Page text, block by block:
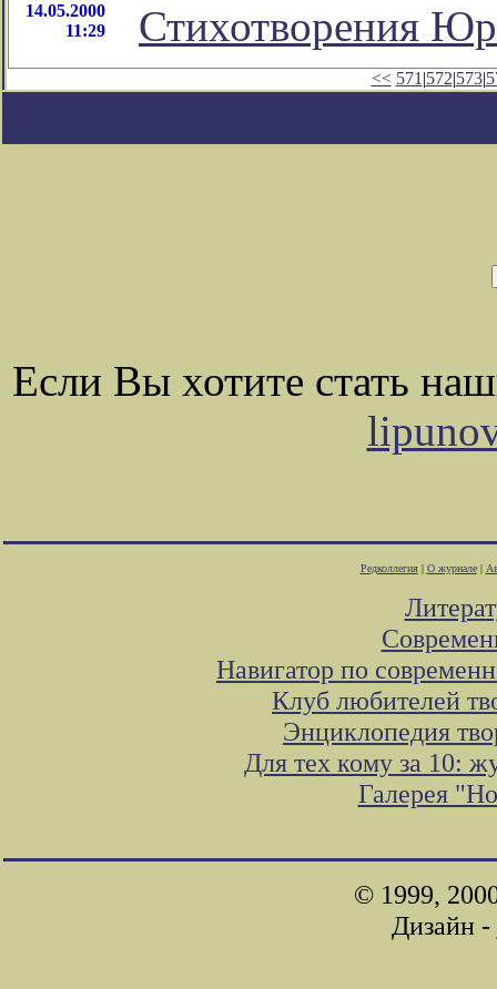
14.05.2000
11:29
Стихотворения
<< 571 |572|573|
Если Вы хотите стать
Редколлегия| О журнале|
Навигатор по
Клуб любителей
Энциклопедия
Для тех кому за 10:
Галерея
© 1999,
Дизайн -